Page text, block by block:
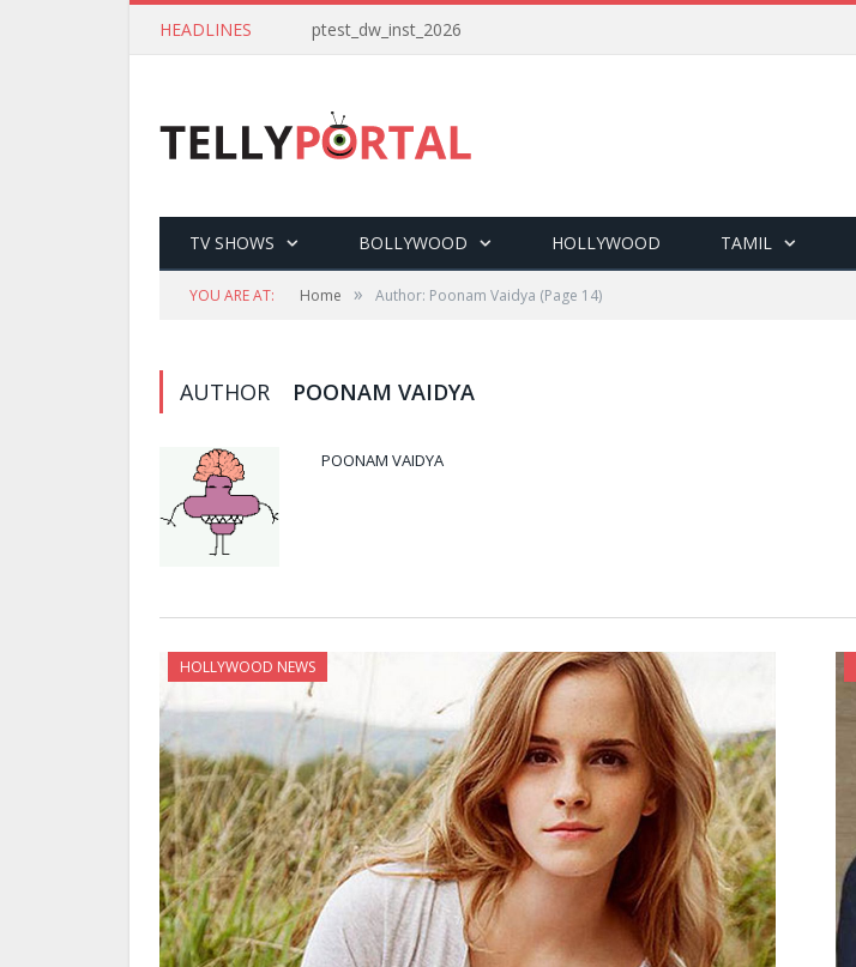
HEADLINES ptest_dw_inst_2026
TV SHOWS BOLLYWOOD HOLLYWOOD TAMIL
YOU ARE AT: Home » Author: Poonam Vaidya (Page 14)
AUTHOR POONAM VAIDYA
POONAM VAIDYA
HOLLYWOOD NEWS